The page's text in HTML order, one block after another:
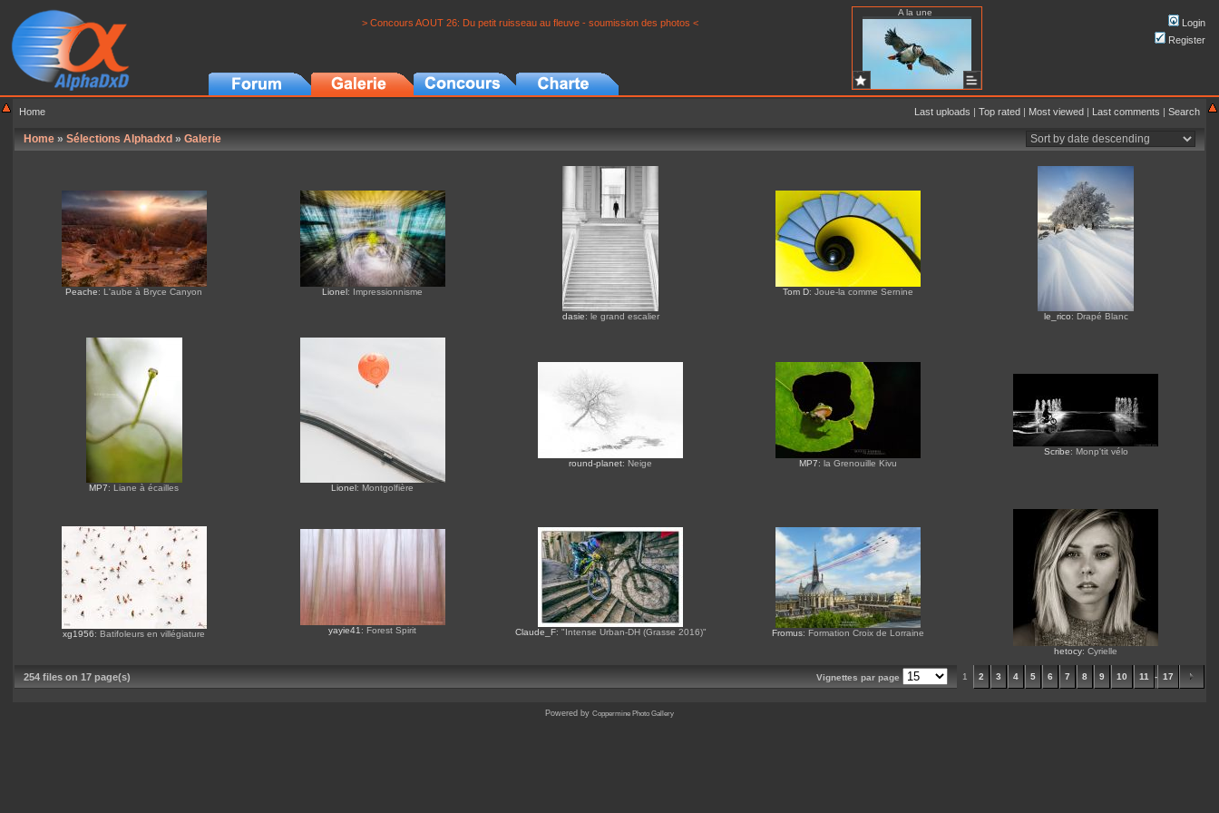
> Concours AOUT 26: Du petit ruisseau au fleuve - soumission des photos <
A la une
Login
Register
Home Last uploads | Top rated | Most viewed | Last comments | Search
Home » Sélections Alphadxd » Galerie
Peache: L'aube à Bryce Canyon Lionel: Impressionnisme
dasie: le grand escalier
Tom D: Joue-la comme Sernine
le_rico: Drapé Blanc
MP7: Liane à écailles Lionel: Montgolfière
round-planet: Neige MP7: la Grenouille Kivu
Scribe: Monp'tit vélo
xg1956: Batifoleurs en villégiature yayie41 : Forest Spirit Claude_F: "Intense Urban-DH (Grasse 2016)" Fromus: Formation Croix de Lorraine
hetocy: Cyrielle
254 files on 17 page(s) Vignettes par page 1 2 3 4 5 6 7 8 9 10 11 - 17
Powered by Coppermine Photo Gallery